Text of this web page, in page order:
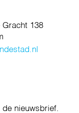
Gracht 138
de nieuwsbrief.